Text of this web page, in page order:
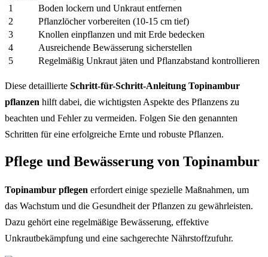
1
Boden lockern und Unkraut entfernen
2
Pflanzlöcher vorbereiten (10-15 cm tief)
3
Knollen einpflanzen und mit Erde bedecken
4
Ausreichende Bewässerung sicherstellen
5
Regelmäßig Unkraut jäten und Pflanzabstand kontrollieren
Diese detaillierte Schritt-für-Schritt-Anleitung Topinambur
pflanzen hilft dabei, die wichtigsten Aspekte des Pflanzens zu
beachten und Fehler zu vermeiden. Folgen Sie den genannten
Schritten für eine erfolgreiche Ernte und robuste Pflanzen.
Pflege und Bewässerung von Topinambur
Topinambur pflegen erfordert einige spezielle Maßnahmen, um
das Wachstum und die Gesundheit der Pflanzen zu gewährleisten.
Dazu gehört eine regelmäßige Bewässerung, effektive
Unkrautbekämpfung und eine sachgerechte Nährstoffzufuhr.